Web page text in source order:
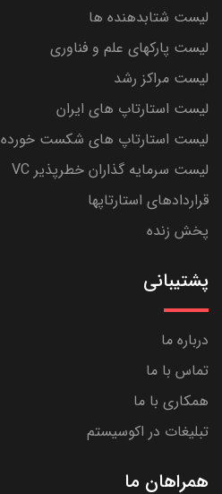
لیست شتابدهنده ها
لیست پارکهای علم و فناوری
لیست مراکز رشد
لیست استارتاپ های ایران
لیست استارتاپ های شکست خورده
لیست سرمایه گذاران خطرپذیر VC
قراردادهای استارتاپها
پخش زنده
پشتیبانی
درباره ما
تماس با ما
همکاری با ما
تبلیغات در اکوسیستم
همراهان ما